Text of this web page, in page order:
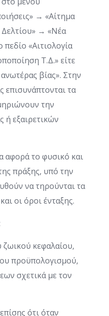
→ «Αίτημα
→ «Νέα
πεδίο «Αιτιολογία
Τ.Δ.» είτε
βίας». Στην
επισυνάπτονται τα
την
ή εξαιρετικών
αφορά το φυσικό και
πράξης, υπό την
να τηρούνται τα
οι όροι ένταξης.
κεφαλαίου,
προϋπολογισμού,
σχετικά με τον
ότι όταν